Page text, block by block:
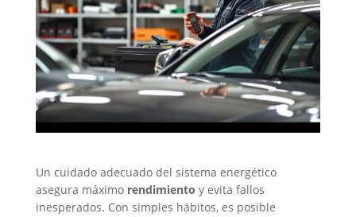
Un cuidado adecuado del sistema energético
asegura máximo rendimiento y evita fallos
inesperados. Con simples hábitos, es posible